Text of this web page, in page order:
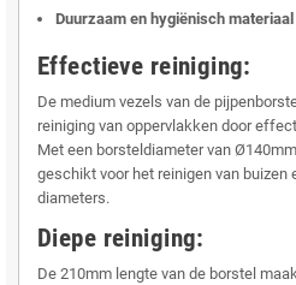
Duurzaam en hygiënisch materiaal
Effectieve reiniging:
De medium vezels van de
reiniging van oppervlakken door
Met een borsteldiameter van
geschikt voor het reinigen van buizen
diameters.
Diepe reiniging:
De 210mm lengte van de borstel